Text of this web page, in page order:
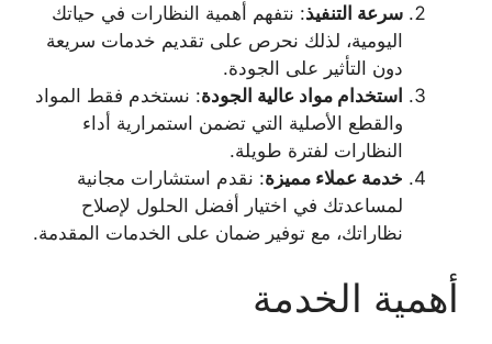
سرعة التنفيذ: نتفهم أهمية النظارات في حياتك
اليومية، لذلك نحرص على تقديم خدمات سريعة
دون التأثير على الجودة.
استخدام مواد عالية الجودة: نستخدم فقط المواد
والقطع الأصلية التي تضمن استمرارية أداء
النظارات لفترة طويلة.
خدمة عملاء مميزة: نقدم استشارات مجانية
لمساعدتك في اختيار أفضل الحلول لإصلاح
نظاراتك، مع توفير ضمان على الخدمات المقدمة.
أهمية الخدمة